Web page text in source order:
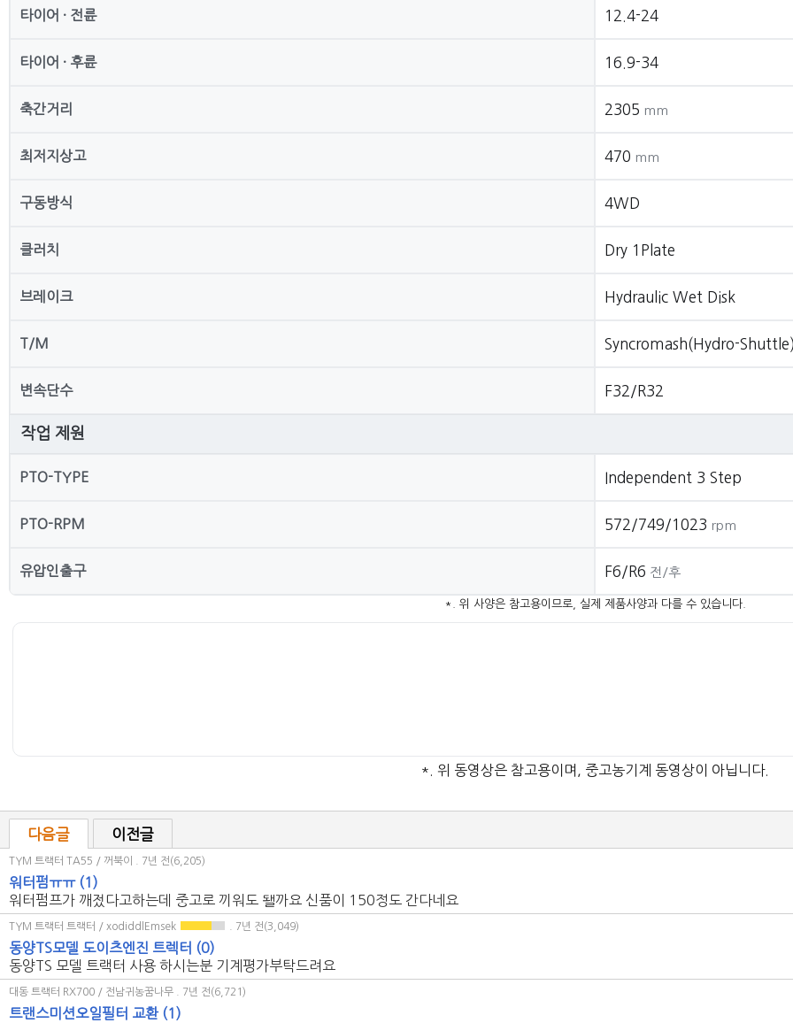
타이어 · 전륜 12.4-24
타이어 · 후륜 16.9-34
축간거리 2305 mm
최저지상고 470 mm
구동방식 4WD
클러치 Dry 1Plate
브레이크 Hydraulic Wet Disk
T/M Syncromash(Hydro-
변속단수 F32/R32
작업 제원
PTO-TYPE Independent 3 Step
PTO-RPM 572/749/1023 rpm
유압인출구 F6/R6 전/후
*. 위 사양은 참고용이므로, 실제 제품사양과 다를 수 있습니다.
*. 위 동영상은 참고용이며, 중고농기계 동영상이 아닙니다.
다음글 이전글
TYM 트랙터 TA55 / 꺼북이 . 7년 전(6,205)
워터펌ㅠㅠ (1)
워터펌프가 깨젔다고하는데 중고로 끼워도 됄까요 신품이 150정도 간다네요
TYM 트랙터 트랙터 / xodiddlEmsek . 7년 전(3,049)
동양TS모델 도이츠엔진 트렉터 (0)
동양TS 모델 트랙터 사용 하시는분 기계평가부탁드려요
대동 트랙터 RX700 / 전남귀농꿈나무 . 7년 전(6,721)
트랜스미션오일필터 교환 (1)